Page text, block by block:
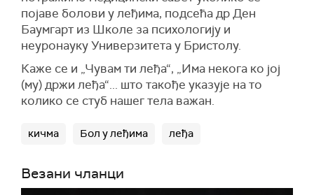
појаве болови у леђима, подсећа др Ден
Баумгарт из Школе за психологију и
неуронауку Универзитета у Бристолу.
Каже се и „Чувам ти леђа“, „Има некога ко јој
(му) држи леђа“... што такође указује на то
колико се стуб нашег тела важан.
кичма Бол у леђима леђа
Везани чланци